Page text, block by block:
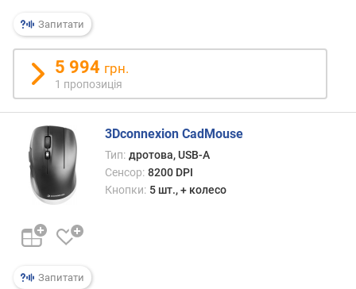
с
о
р
а
(
D
)
м
а
с
о
Запитати
5 994 грн.
1 пропозиція
Запитати
3Dconnexion CadMouse
Тип: дротова, USB-A
Сенсор: 8200 DPI
Кнопки: 5 шт., + колесо